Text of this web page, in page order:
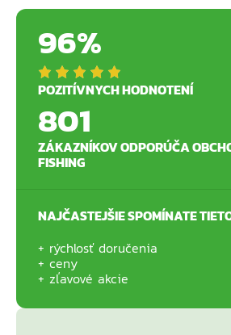
96%
POZITÍVNYCH HODNOTENÍ
801
ZÁKAZNÍKOV ODPORÚČA
FISHING
NAJČASTEJŠIE SPOMÍNATE
rýchlosť doručenia
ceny
zľavové akcie